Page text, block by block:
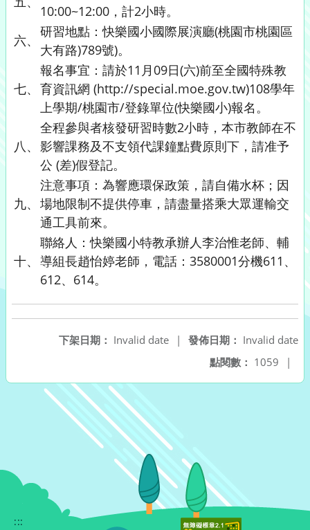
10:00~12:00，計2小時。
六、
研習地點：快樂國小國際展演廳(桃園市桃園區
大有路)789號)。
七、
報名事宜：請於11月09日(六)前至全國特殊教
育資訊網 (http://special.moe.gov.tw)108學年
上學期/桃園市/登錄單位(快樂國小)報名。
八、
全程參與者核發研習時數2小時，本市教師在不
影響課務及不支領代課鐘點費原則下，請准予
公 (差)假登記。
九、
注意事項：為響應環保政策，請自備水杯；因
場地限制不提供停車，請盡量搭乘大眾運輸交
通工具前來。
十、
聯絡人：快樂國小特教承辦人李治惟老師、輔
導組長趙怡婷老師，電話：3580001分機611、
612、614。
發佈日期： Invalid date
下架日期： Invalid date
|
點閱數： 1059 |
:::